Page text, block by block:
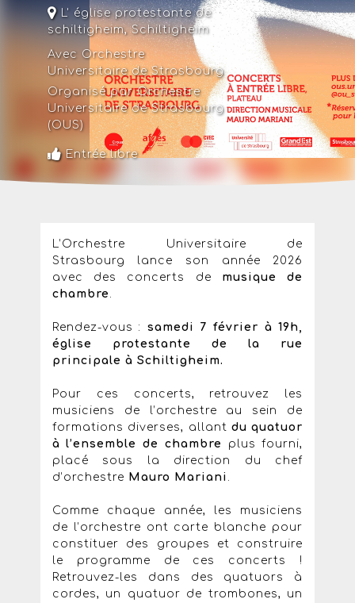
L' église protestante de
schiltigheim,Schiltigheim
Avec Orchestre
Universitaire de Strasbourg
Organisé par Orchestre
Universitaire de Strasbourg
(OUS)
Entrée libre
L’Orchestre Universitaire de
Strasbourg lance son année 2026
avec des concerts de musique de
chambre
Rendez-vous :
samedi 7 février à 19h,
église protestante de la rue
principale à Schiltigheim.
Pour ces concerts, retrouvez les
musiciens de l’orchestre au sein de
formations diverses, allant du quatuor
à l’ensemble de chambre plus fourni,
placé sous la direction du
chef
d’orchestre Mauro Mariani
Comme chaque année, les musiciens
de l’orchestre ont carte blanche pour
constituer des groupes et construire
le programme de ces concerts !
Retrouvez-les dans des quatuors à
cordes, un quatuor de trombones, un